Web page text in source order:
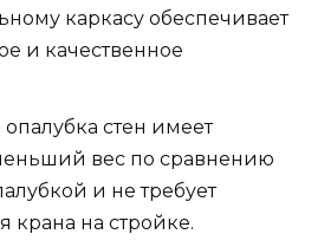
каркасу обеспечивает
и качественное
стен имеет
вес по сравнению
и не требует
крана на стройке.